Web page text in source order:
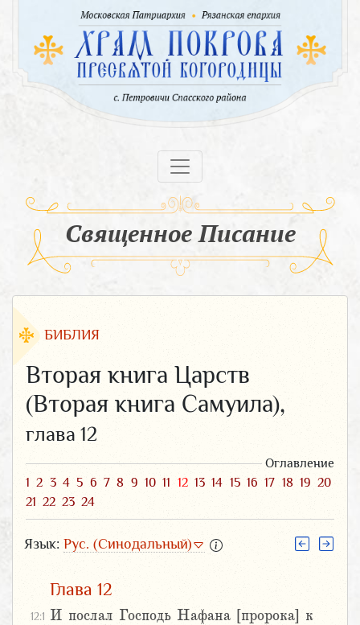
Священное Писание
БИБЛИЯ
Вторая книга Царств
(Вторая книга Самуила),
глава 12
Оглавление
1 2 3 4 5 6 7 8 9 10 11 12 13 14 15 16 17 18 19 20
21 22 23 24
Язык: Рус. (Синодальный)
Глава 12
12:1 И послал Господь Нафана [пророка] к